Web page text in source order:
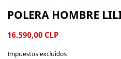
POLERA HOMBRE
16.590,00 CLP
Impuestos excluidos